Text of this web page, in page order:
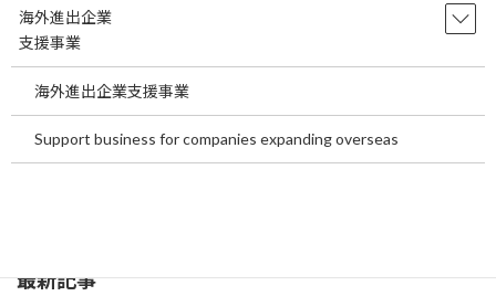
行政機関との調整
許可申請に係る書類準備
定期借地権契約案の作成・締結
最新記事
海外進出企業
支援事業
海外進出企業支援事業
Support business for companies expanding overseas